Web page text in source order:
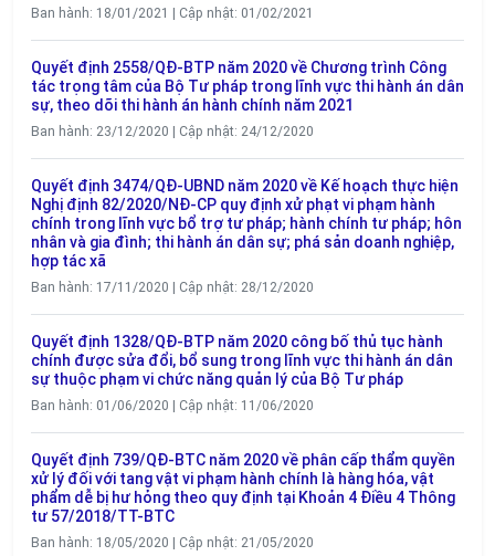
Ban hành: 18/01/2021 | Cập nhật: 01/02/2021
Quyết định 2558/QĐ-BTP năm 2020 về Chương trình Công
tác trọng tâm của Bộ Tư pháp trong lĩnh vực thi hành án dân
sự, theo dõi thi hành án hành chính năm 2021
Ban hành: 23/12/2020 | Cập nhật: 24/12/2020
Quyết định 3474/QĐ-UBND năm 2020 về Kế hoạch thực hiện
Nghị định 82/2020/NĐ-CP quy định xử phạt vi phạm hành
chính trong lĩnh vực bổ trợ tư pháp; hành chính tư pháp; hôn
nhân và gia đình; thi hành án dân sự; phá sản doanh nghiệp,
hợp tác xã
Ban hành: 17/11/2020 | Cập nhật: 28/12/2020
Quyết định 1328/QĐ-BTP năm 2020 công bố thủ tục hành
chính được sửa đổi, bổ sung trong lĩnh vực thi hành án dân
sự thuộc phạm vi chức năng quản lý của Bộ Tư pháp
Ban hành: 01/06/2020 | Cập nhật: 11/06/2020
Quyết định 739/QĐ-BTC năm 2020 về phân cấp thẩm quyền
xử lý đối với tang vật vi phạm hành chính là hàng hóa, vật
phẩm dễ bị hư hỏng theo quy định tại Khoản 4 Điều 4 Thông
tư 57/2018/TT-BTC
Ban hành: 18/05/2020 | Cập nhật: 21/05/2020